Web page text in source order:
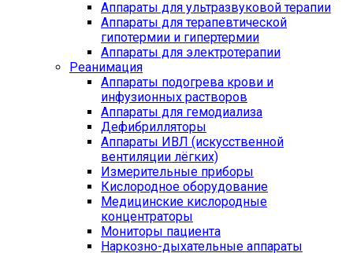
Аппараты для ультразвуковой терапии
Аппараты для терапевтической
гипотермии и гипертермии
Аппараты для электротерапии
Реанимация
Аппараты подогрева крови и
инфузионных растворов
Аппараты для гемодиализа
Дефибрилляторы
Аппараты ИВЛ (искусственной
вентиляции лёгких)
Измерительные приборы
Кислородное оборудование
Медицинские кислородные
концентраторы
Мониторы пациента
Наркозно-дыхательные аппараты